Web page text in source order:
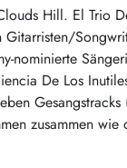
Wave
Reggae/
Soul
Ska
Hill. El Trio
nominierte
De Los
zusammen